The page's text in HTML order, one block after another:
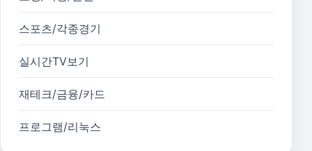
스포츠/각종경기
실시간TV보기
재테크/금융/카드
프로그램/리눅스